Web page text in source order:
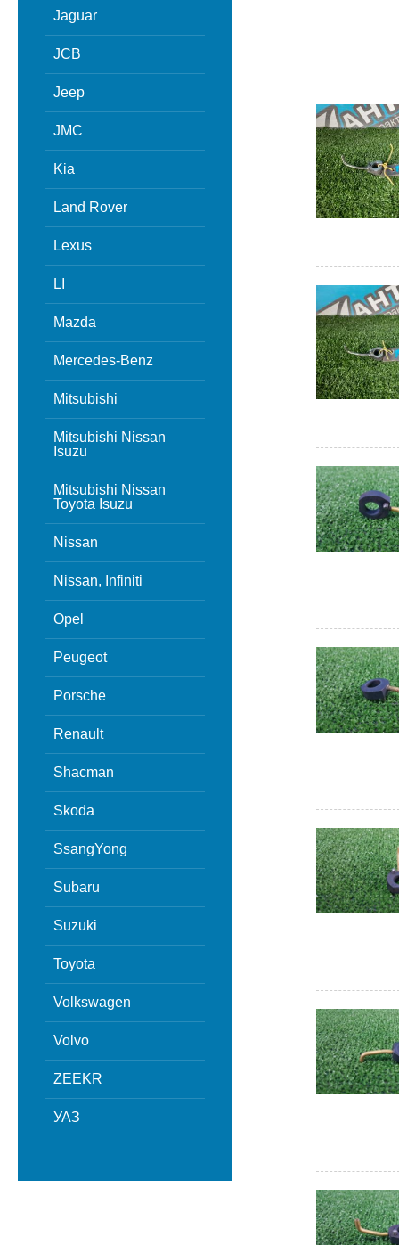
Jaguar
JCB
Jeep
JMC
Kia
Land Rover
Lexus
LI
Mazda
Mercedes-Benz
Mitsubishi
Mitsubishi Nissan
Isuzu
Mitsubishi Nissan
Toyota Isuzu
Nissan
Nissan, Infiniti
Opel
Peugeot
Porsche
Renault
Shacman
Skoda
SsangYong
Subaru
Suzuki
Toyota
Volkswagen
Volvo
ZEEKR
УАЗ